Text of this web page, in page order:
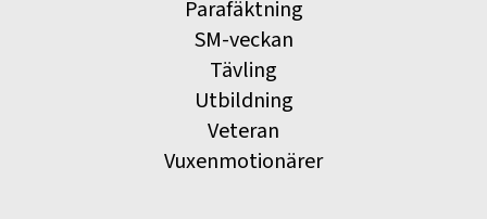
Parafäktning
SM-veckan
Tävling
Utbildning
Veteran
Vuxenmotionärer